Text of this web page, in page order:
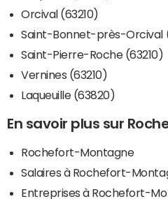
Orcival (63210)
Saint-Bonnet-près-Orcival
Saint-Pierre-Roche (63210)
Vernines (63210)
Laqueuille (63820)
En savoir plus sur
Rochefort-Montagne
Salaires à Rochefort-
Entreprises à Rochefort-